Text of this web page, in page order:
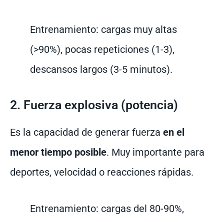
Entrenamiento: cargas muy altas
(>90%), pocas repeticiones (1-3),
descansos largos (3-5 minutos).
2. Fuerza explosiva (potencia)
Es la capacidad de generar fuerza en el
menor tiempo posible. Muy importante para
deportes, velocidad o reacciones rápidas.
Entrenamiento: cargas del 80-90%,